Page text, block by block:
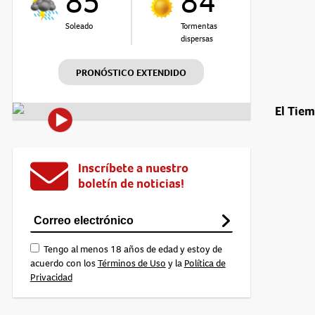
Soleado
Tormentas
dispersas
PRONÓSTICO EXTENDIDO
El
Inscríbete a nuestro
boletín de noticias!
Tengo al menos 18 años de edad y estoy de
acuerdo con losTérminos de Uso y la Política de
Privacidad